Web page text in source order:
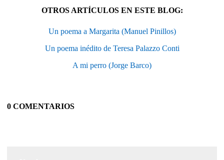
OTROS ARTÍCULOS EN ESTE BLOG:
Un poema a Margarita (Manuel Pinillos)
Un poema inédito de Teresa Palazzo Conti
A mi perro (Jorge Barco)
0 COMENTARIOS